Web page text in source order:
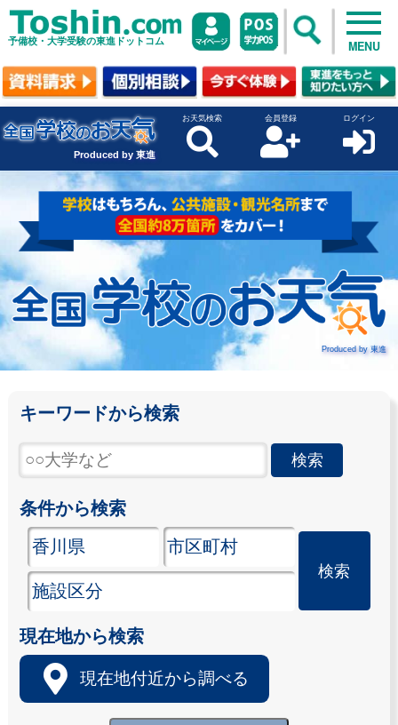
予備校・大学受験の東進ドットコム MENU
Produced by 東進
お天気検索 会員登録 ログイン
Produced by 東進
キーワードから検索
条件から検索
現在地から検索
現在地付近から調べる